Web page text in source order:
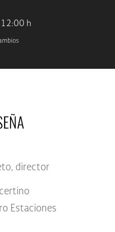
h
director
Estaciones